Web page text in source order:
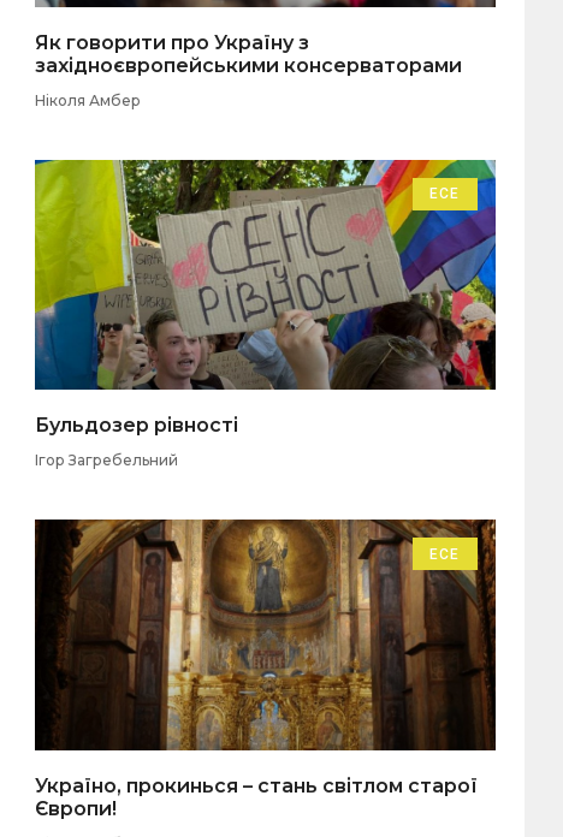
Як говорити про Україну з
західноєвропейськими консерваторами
Ніколя Амбер
ЕСЕ
Бульдозер рівності
Ігор Загребельний
ЕСЕ
Україно, прокинься – стань світлом старої
Європи!